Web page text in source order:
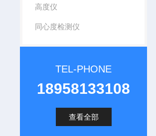
高度仪
同心度检测仪
TEL-PHONE
18958133108
查看全部